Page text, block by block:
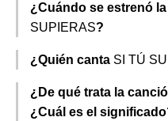
¿Cuándo se estrenó
SUPIERAS?
¿Quién canta SI TÚ
¿De qué trata la
¿Cuál es el